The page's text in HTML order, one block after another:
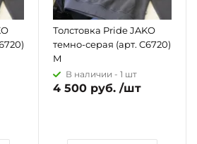
Толстовка Pride JAKO
темно-серая (арт. C6720)
M
В наличии - 1 шт
4 500 руб. /шт